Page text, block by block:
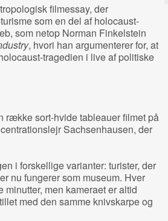
filmessay, der
som en del af holocaust-
som netop Norman Finkelstein
, hvori han argumenterer for, at
tragedien i live af politiske
række sort-hvide tableauer filmet på
Sachsenhausen, der
i forskellige varianter: turister, der
nu fungerer som museum. Hver
men kameraet er altid
med den samme knivskarpe og